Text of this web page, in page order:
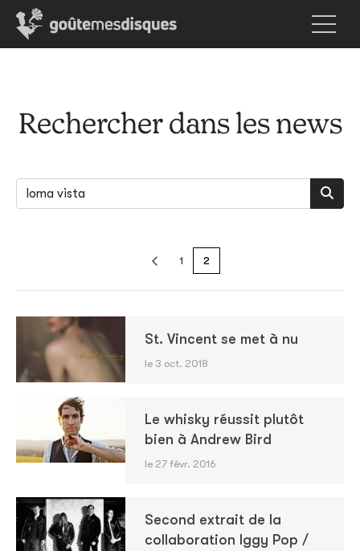
Rechercher dans les news
1 2
St. Vincent se met à nu
le 3 oct. 2018
Le whisky réussit plutôt
bien à Andrew Bird
le 27 févr. 2016
Second extrait de la
collaboration Iggy Pop /